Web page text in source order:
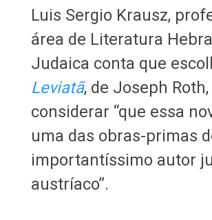
Luis Sergio Krausz,
área de Literatura
Judaica conta que
Leviatã, de Joseph
considerar “que essa
uma das obras-primas
importantíssimo autor
austríaco”.